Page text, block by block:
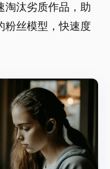
淘汰劣质作品，助
粉丝模型，快速度